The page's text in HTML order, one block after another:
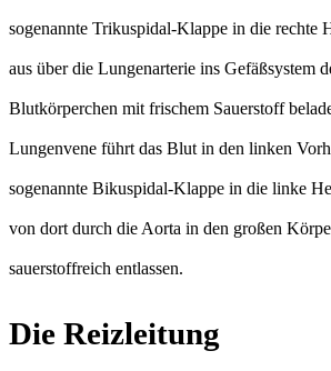
sogenannte Trikuspidal-Klappe in die rechte
aus über die Lungenarterie ins Gefäßsystem
Blutkörperchen mit frischem Sauerstoff
Lungenvene führt das Blut in den linken
sogenannte Bikuspidal-Klappe in die linke
von dort durch die Aorta in den großen
sauerstoffreich entlassen.
Die Reizleitung